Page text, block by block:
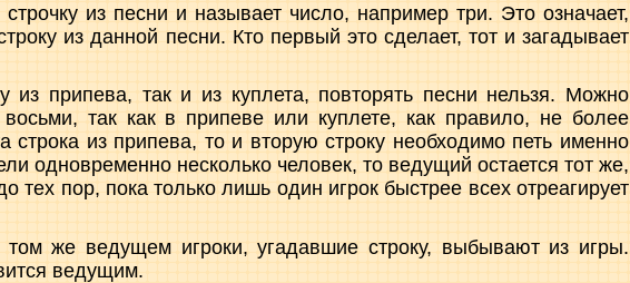
из песни и называет число, например три. Это означает,
из данной песни. Кто первый это сделает, тот и загадывает
из припева, так и из куплета, повторять песни нельзя. Можно
так как в припеве или куплете, как правило, не более
строка из припева, то и вторую строку необходимо петь именно
одновременно несколько человек, то ведущий остается тот же,
тех пор, пока только лишь один игрок быстрее всех отреагирует
том же ведущем игроки, угадавшие строку, выбывают из игры.
ведущим.